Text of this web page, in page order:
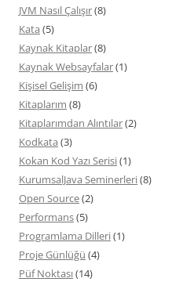
JVM Nasıl Çalışır(8)
Kata (5)
Kaynak Kitaplar(8)
Kaynak Websayfalar(1)
Kişisel Gelişim (6)
Kitaplarım (8)
Kitaplarımdan Alıntılar(2)
Kodkata (3)
Kokan Kod Yazı Serisi(1)
KurumsalJava Seminerleri(8)
Open Source(2)
Performans(5)
Programlama Dilleri(1)
Proje Günlüğü (4)
Püf Noktası(14)